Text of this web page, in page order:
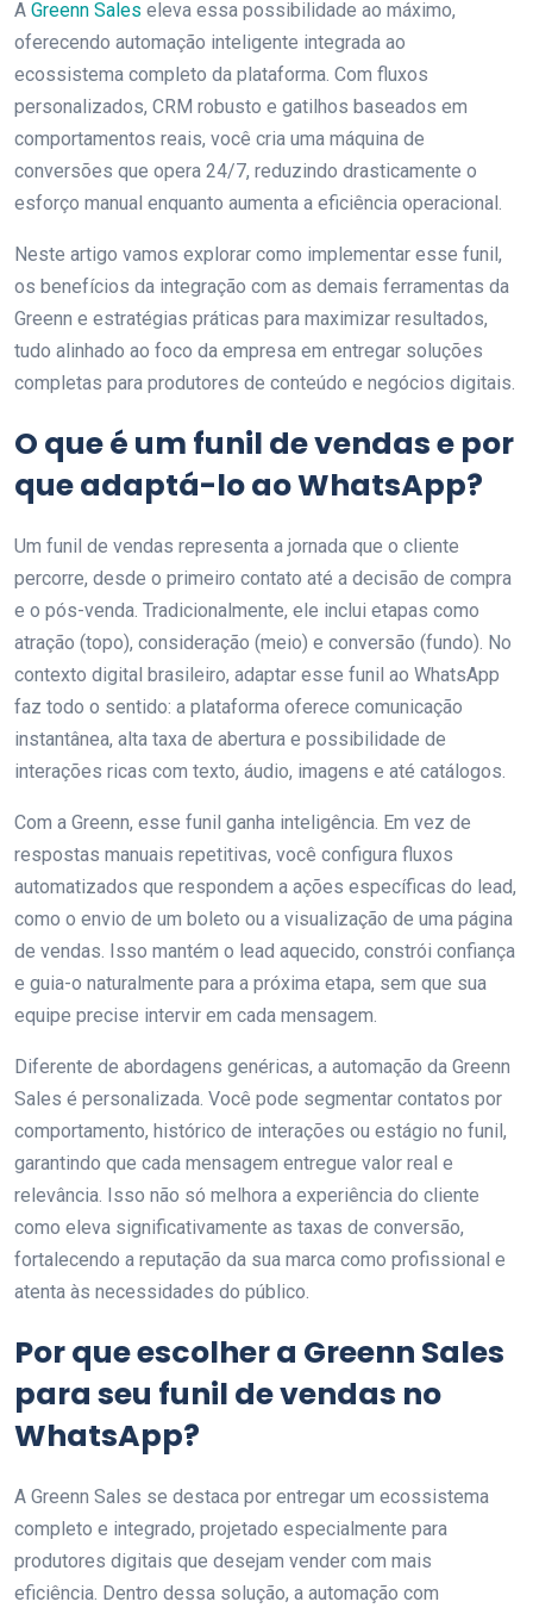
A Greenn Sales eleva essa possibilidade ao máximo,
oferecendo automação inteligente integrada ao
ecossistema completo da plataforma. Com fluxos
personalizados, CRM robusto e gatilhos baseados em
comportamentos reais, você cria uma máquina de
conversões que opera 24/7, reduzindo drasticamente o
esforço manual enquanto aumenta a eficiência operacional.
Neste artigo vamos explorar como implementar esse funil,
os benefícios da integração com as demais ferramentas da
Greenn e estratégias práticas para maximizar resultados,
tudo alinhado ao foco da empresa em entregar soluções
completas para produtores de conteúdo e negócios digitais.
O que é um funil de vendas e por
que adaptá-lo ao WhatsApp?
Um funil de vendas representa a jornada que o cliente
percorre, desde o primeiro contato até a decisão de compra
e o pós-venda. Tradicionalmente, ele inclui etapas como
atração (topo), consideração (meio) e conversão (fundo). No
contexto digital brasileiro, adaptar esse funil ao WhatsApp
faz todo o sentido: a plataforma oferece comunicação
instantânea, alta taxa de abertura e possibilidade de
interações ricas com texto, áudio, imagens e até catálogos.
Com a Greenn, esse funil ganha inteligência. Em vez de
respostas manuais repetitivas, você configura fluxos
automatizados que respondem a ações específicas do lead,
como o envio de um boleto ou a visualização de uma página
de vendas. Isso mantém o lead aquecido, constrói confiança
e guia-o naturalmente para a próxima etapa, sem que sua
equipe precise intervir em cada mensagem.
Diferente de abordagens genéricas, a automação da Greenn
Sales é personalizada. Você pode segmentar contatos por
comportamento, histórico de interações ou estágio no funil,
garantindo que cada mensagem entregue valor real e
relevância. Isso não só melhora a experiência do cliente
como eleva significativamente as taxas de conversão,
fortalecendo a reputação da sua marca como profissional e
atenta às necessidades do público.
Por que escolher a Greenn Sales
para seu funil de vendas no
WhatsApp?
A Greenn Sales se destaca por entregar um ecossistema
completo e integrado, projetado especialmente para
produtores digitais que desejam vender com mais
eficiência. Dentro dessa solução, a automação com